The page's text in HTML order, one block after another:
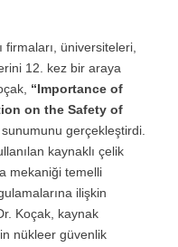
üniversiteleri,
12. kez bir araya
“Importance of
on the Safety of
sunumunu gerçekleştirdi.
kaynaklı çelik
mekaniği temelli
ilişkin
Koçak, kaynak
nükleer güvenlik